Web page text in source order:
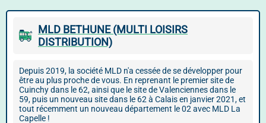
MLD BETHUNE (MULTI LOISIRS
DISTRIBUTION)
Depuis 2019, la société MLD n'a cessée de se développer pour
être au plus proche de vous. En reprenant le premier site de
Cuinchy dans le 62, ainsi que le site de Valenciennes dans le
59, puis un nouveau site dans le 62 à Calais en janvier 2021, et
tout récemment un nouveau département le 02 avec MLD La
Capelle !